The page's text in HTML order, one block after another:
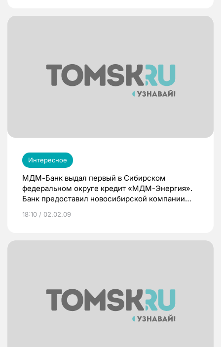
Интересное
МДМ-Банк выдал первый в Сибирском
федеральном округе кредит «МДМ-Энергия».
Банк предоставил новосибирской компании
сроком на 5 лет.
18:10 / 02.02.09